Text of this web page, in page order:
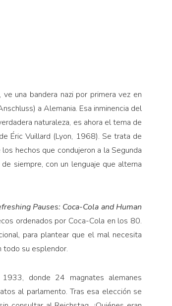
una bandera nazi por primera vez en
a Alemania. Esa inminencia del
naturaleza, es ahora el tema de
Éric Vuillard (Lyon, 1968). Se trata de
hechos que con­dujeron a la Segunda
siempre, con un lenguaje que alterna
Pauses: Coca-Cola and Human
ordenados por Co­ca-Cola en los 80.
para plantear que el mal necesita
todo su esplendor.
donde 24 magnates alemanes
al parlamento. Tras esa elección se